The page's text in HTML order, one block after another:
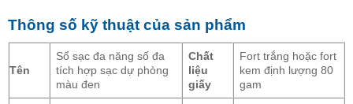
Thông số kỹ thuật của sản phẩm
Tên
Sổ sạc đa năng số đa
tích hợp sạc dự phòng
màu đen
Chất
liệu
giấy
Fort trắng hoặc fort
kem định lượng 80
gam